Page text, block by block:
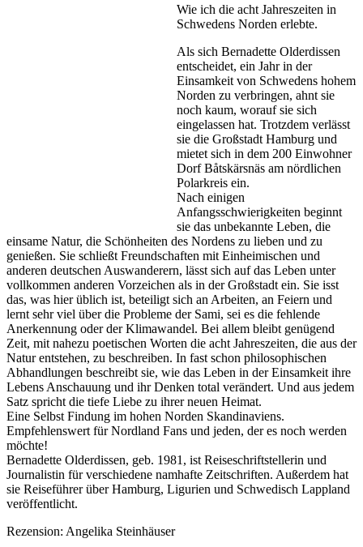
Wie ich die acht Jahreszeiten in
Schwedens Norden erlebte.
Als sich Bernadette Olderdissen
entscheidet, ein Jahr in der
Einsamkeit von Schwedens hohem
Norden zu verbringen, ahnt sie
noch kaum, worauf sie sich
eingelassen hat. Trotzdem verlässt
sie die Großstadt Hamburg und
mietet sich in dem 200 Einwohner
Dorf Båtskärsnäs am nördlichen
Polarkreis ein.
Nach einigen
Anfangsschwierigkeiten beginnt
sie das unbekannte Leben, die
einsame Natur, die Schönheiten des Nordens zu lieben und zu
genießen. Sie schließt Freundschaften mit Einheimischen und
anderen deutschen Auswanderern, lässt sich auf das Leben unter
vollkommen anderen Vorzeichen als in der Großstadt ein. Sie isst
das, was hier üblich ist, beteiligt sich an Arbeiten, an Feiern und
lernt sehr viel über die Probleme der Sami, sei es die fehlende
Anerkennung oder der Klimawandel. Bei allem bleibt genügend
Zeit, mit nahezu poetischen Worten die acht Jahreszeiten, die aus der
Natur entstehen, zu beschreiben. In fast schon philosophischen
Abhandlungen beschreibt sie, wie das Leben in der Einsamkeit ihre
Lebens Anschauung und ihr Denken total verändert. Und aus jedem
Satz spricht die tiefe Liebe zu ihrer neuen Heimat.
Eine Selbst Findung im hohen Norden Skandinaviens.
Empfehlenswert für Nordland Fans und jeden, der es noch werden
möchte!
Bernadette Olderdissen, geb. 1981, ist Reiseschriftstellerin und
Journalistin für verschiedene namhafte Zeitschriften. Außerdem hat
sie Reiseführer über Hamburg, Ligurien und Schwedisch Lappland
veröffentlicht.
Rezension: Angelika Steinhäuser